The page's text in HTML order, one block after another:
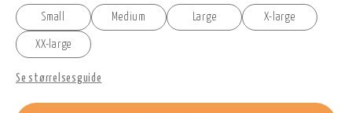
Small Medium Large X-large
XX-large
Se størrelsesguide